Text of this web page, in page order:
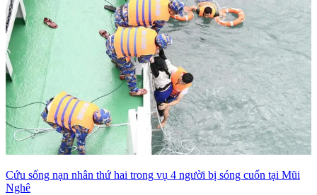
Cứu sống nạn nhân thứ hai trong vụ 4 người bị sóng cuốn tại Mũi
Nghê